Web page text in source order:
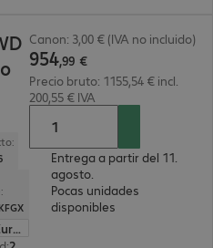
Europa
Canon: 3,00 € (IVA no incluido)
954,99 €
Precio bruto: 1155,54 € incl.
200,55 € IVA
Entrega a partir del 11.
agosto.
Pocas unidades
disponibles